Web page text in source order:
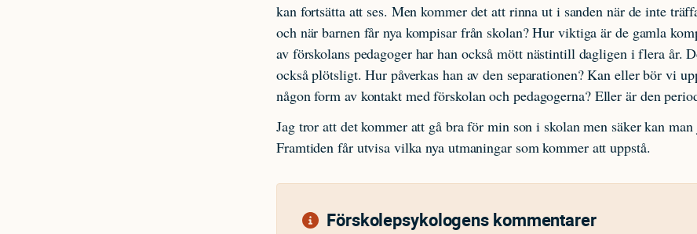
kan fortsätta att ses. Men kommer det att rinna ut i sanden när de inte
och när barnen får nya kompisar från skolan? Hur viktiga är de gamla
av förskolans pedagoger har han också mött nästintill dagligen i flera år.
också plötsligt. Hur påverkas han av den separationen? Kan eller bör vi
någon form av kontakt med förskolan och pedagogerna? Eller är den
Jag tror att det kommer att gå bra för min son i skolan men säker kan
Framtiden får utvisa vilka nya utmaningar som kommer att uppstå.
Förskolepsykologens kommentarer